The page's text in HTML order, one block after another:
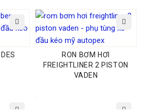
RON BƠM HƠI
FREIGHTLINER 2 PISTON
VADEN